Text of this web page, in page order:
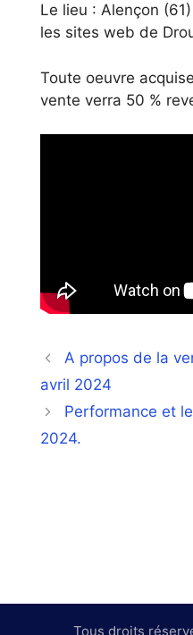
Le lieu : Alençon
les sites web de
Toute oeuvre
vente verra 50 %
A propos de la
avril 2024
Performance et
2024.
Tous droits